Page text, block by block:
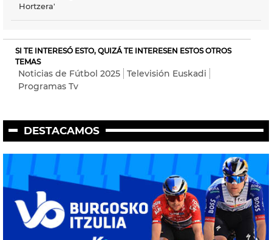
Hortzera'
SI TE INTERESÓ ESTO, QUIZÁ TE INTERESEN ESTOS OTROS
TEMAS
Noticias de Fútbol 2025
Televisión Euskadi
Programas Tv
DESTACAMOS